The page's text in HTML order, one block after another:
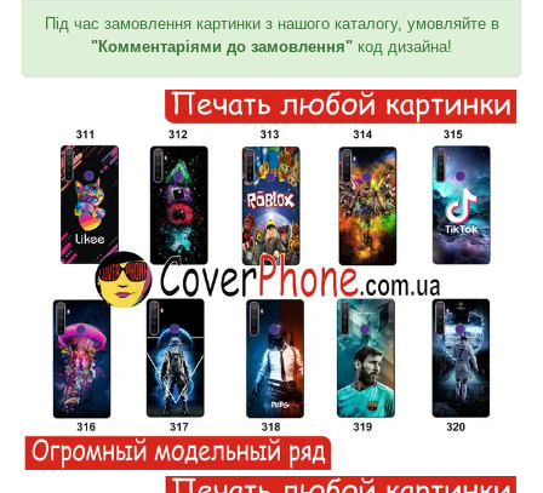
Під час замовлення картинки з нашого каталогу, умовляйте в
"Комментаріями до замовлення" код дизайна!